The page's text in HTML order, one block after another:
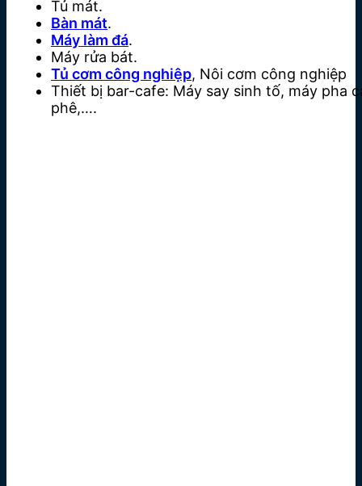
Tủ mát.
Bàn mát.
Máy làm đá.
Máy rửa bát.
Tủ cơm công nghiệp, Nôi cơm công nghiệp
Thiết bị bar-cafe: Máy say sinh tố, máy pha
phê,….